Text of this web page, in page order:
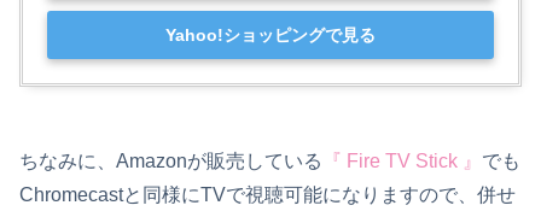
Yahoo!ショッピングで見る
ちなみに、Amazonが販売している 『 Fire TV Stick 』 でも
Chromecastと同様にTVで視聴可能になりますので、併せ